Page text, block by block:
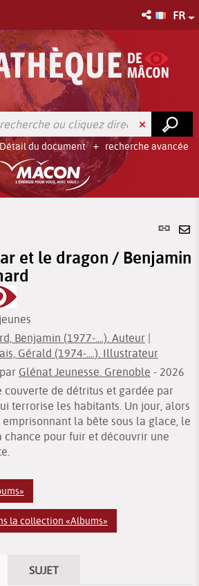
FR
recherche avancée
Détail du document
Lien
et le dragon / Benjamin
Benjamin (1977-....). Auteur |
Gérald (1974-....). Illustrateur
Glénat Jeunesse. Grenoble - 2026
couverte de détritus et gardée par
terrorise les habitants. Un jour, alors
la bête sous la glace, le
chance pour fuir et découvrir une
la collection «Albums»
SUJET